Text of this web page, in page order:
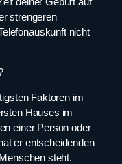
strengeren
nicht
Faktoren im
Hauses im
einer Person oder
er entscheidenden
steht.